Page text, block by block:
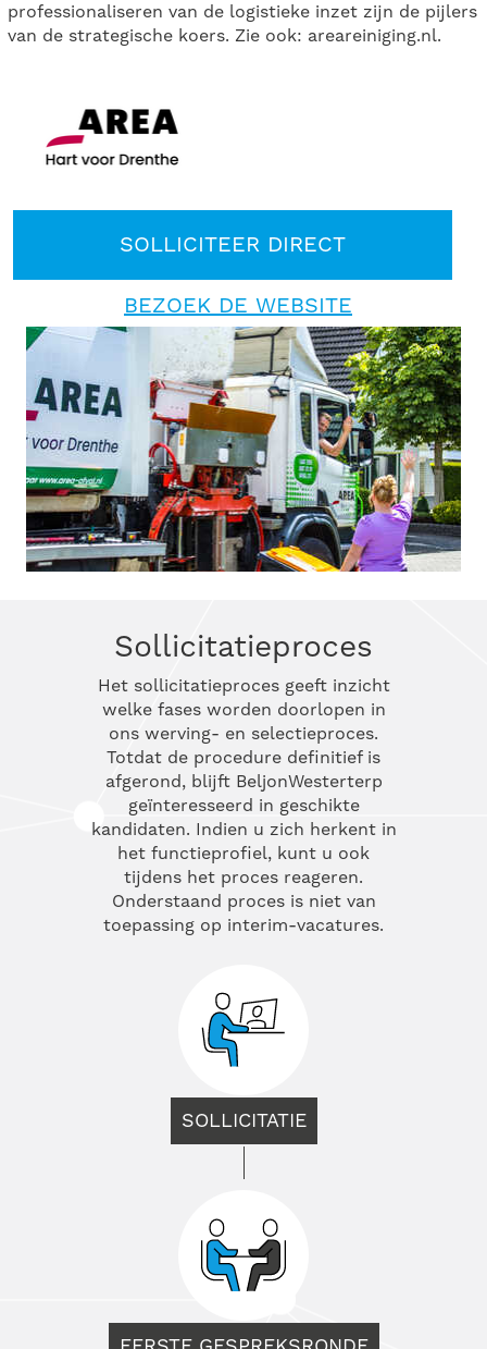
professionaliseren van de logistieke inzet zijn de pijlers
van de strategische koers. Zie ook: areareiniging.nl.
SOLLICITEER DIRECT
BEZOEK DE WEBSITE
Sollicitatieproces
Het sollicitatieproces geeft inzicht
welke fases worden doorlopen in
ons werving- en selectieproces.
Totdat de procedure definitief is
afgerond, blijft BeljonWesterterp
geïnteresseerd in geschikte
kandidaten. Indien u zich herkent in
het functieprofiel, kunt u ook
tijdens het proces reageren.
Onderstaand proces is niet van
toepassing op interim-vacatures.
SOLLICITATIE